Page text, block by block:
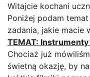
Witajcie kochani
Poniżej podam
zadania, jakie macie
TEMAT:
Chociaż już
świetną okazję, by